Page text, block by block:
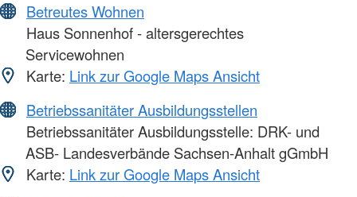
Betreutes Wohnen
Haus Sonnenhof - altersgerechtes
Servicewohnen
Karte: Link zur Google Maps Ansicht
Betriebssanitäter Ausbildungsstellen
Betriebssanitäter Ausbildungsstelle: DRK- und
ASB- Landesverbände Sachsen-Anhalt gGmbH
Karte: Link zur Google Maps Ansicht